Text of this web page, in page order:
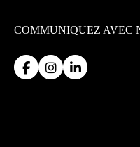
COMMUNIQUEZ AVEC